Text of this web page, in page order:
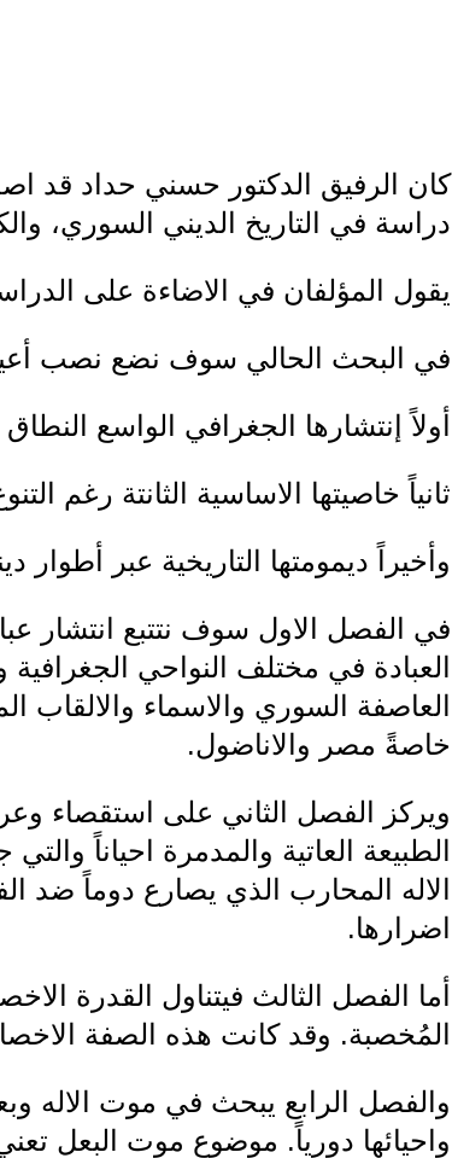
كان الرفيق الدكتور حسني حداد قد
دراسة في التاريخ الديني السوري،
يقول المؤلفان في الاضاءة على
في البحث الحالي سوف نضع نصب
أولاً إنتشارها الجغرافي الواسع
ثانياً خاصيتها الاساسية الثانتة رغم
وأخيراً ديمومتها التاريخية عبر أطوار
في الفصل الاول سوف نتتبع انتشار
العبادة في مختلف النواحي
العاصفة السوري والاسماء والالقاب
خاصةً مصر والاناضول.
ويركز الفصل الثاني على استقصاء
الطبيعة العاتية والمدمرة احياناً
الاله المحارب الذي يصارع دوماً
اضرارها.
أما الفصل الثالث فيتناول القدرة
المُخصبة. وقد كانت هذه الصفة
والفصل الرابع يبحث في موت الاله
واحيائها دورياً. موضوع موت البعل